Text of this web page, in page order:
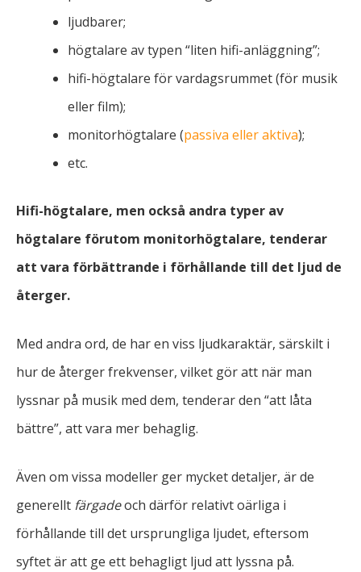
ljudbarer;
högtalare av typen “liten hifi-anläggning”;
hifi-högtalare för vardagsrummet (för musik
eller film);
monitorhögtalare (passiva eller aktiva);
etc.
Hifi-högtalare, men också andra typer av
högtalare förutom monitorhögtalare, tenderar
att vara förbättrande i förhållande till det ljud de
återger.
Med andra ord, de har en viss ljudkaraktär, särskilt i
hur de återger frekvenser, vilket gör att när man
lyssnar på musik med dem, tenderar den “att låta
bättre”, att vara mer behaglig.
Även om vissa modeller ger mycket detaljer, är de
generellt färgadeoch därför relativt oärliga i
förhållande till det ursprungliga ljudet, eftersom
syftet är att ge ett behagligt ljud att lyssna på.